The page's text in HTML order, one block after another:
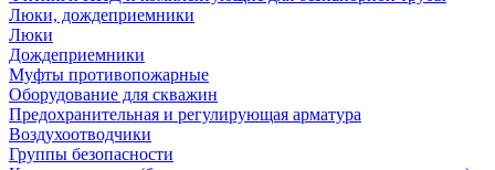
Люки, дождеприемники
Люки
Дождеприемники
Муфты противопожарные
Оборудование для скважин
Предохранительная и регулирующая арматура
Воздухоотводчики
Группы безопасности